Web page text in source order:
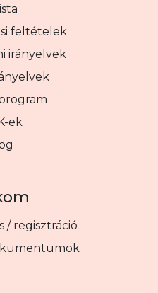
feltételek
irányelvek
ek
/ regisztráció